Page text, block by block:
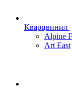
Кварцвинил
Alpine
Art East